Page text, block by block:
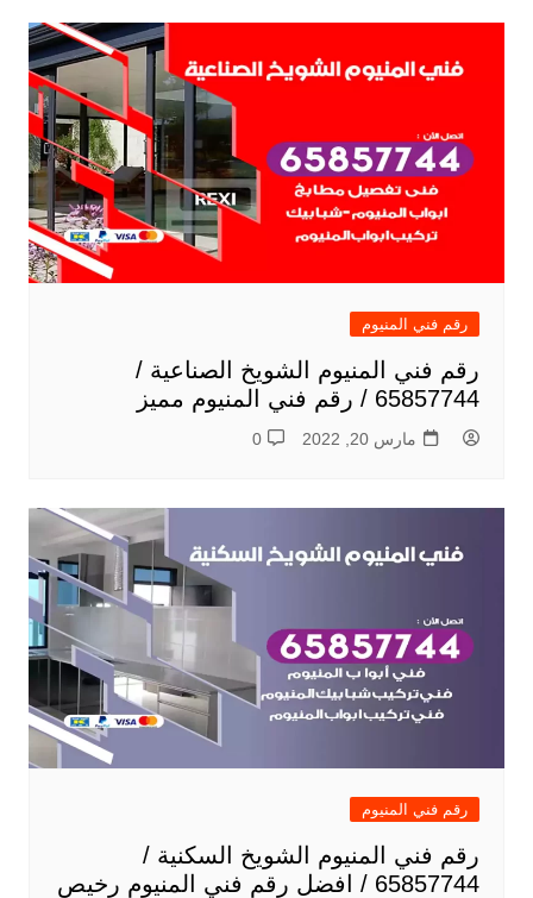
رقم فني المنيوم
رقم فني المنيوم الشويخ الصناعية /
65857744 / رقم فني المنيوم مميز
مارس 20, 2022 0
رقم فني المنيوم
رقم فني المنيوم الشويخ السكنية /
65857744 / افضل رقم فني المنيوم رخيص